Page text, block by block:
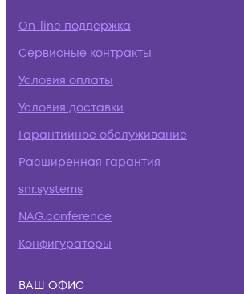
On-line поддержка
Сервисные контракты
Условия оплаты
Условия доставки
Гарантийное обслуживание
Расширенная гарантия
snr.systems
NAG.conference
Конфигураторы
ВАШ ОФИС